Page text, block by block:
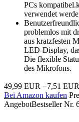
PCs
verwendet
problemlos mit
aus kratzfesten
LED-Display,
Die flexible
des Mikrofons.
49,99 EUR −7,51 EUR
Bei Amazon kaufen
AngebotBestseller Nr.